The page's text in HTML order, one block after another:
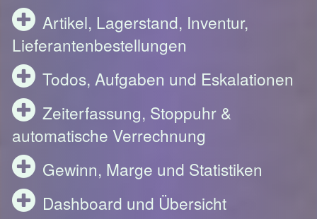
Artikel, Lagerstand, Inventur,
Lieferantenbestellungen
Todos, Aufgaben und Eskalationen
Zeiterfassung, Stoppuhr &
automatische Verrechnung
Gewinn, Marge und Statistiken
Dashboard und Übersicht